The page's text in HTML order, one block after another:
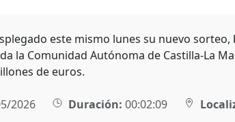
este mismo lunes su nuevo
la Comunidad Autónoma de Castilla-La
de euros.
2026 Duración: 00:02:09